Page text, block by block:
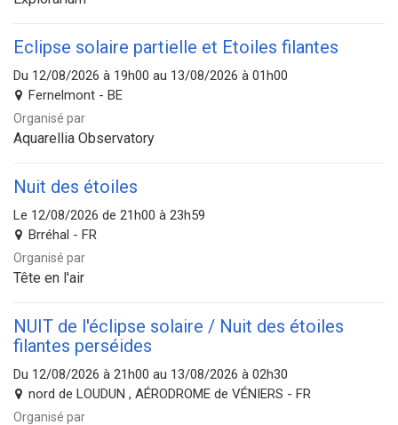
Eclipse solaire partielle et Etoiles filantes
Du 12/08/2026 à 19h00 au 13/08/2026 à 01h00
Fernelmont - BE
Organisé par
Aquarellia Observatory
Nuit des étoiles
Le 12/08/2026 de 21h00 à 23h59
Brréhal - FR
Organisé par
Tête en l'air
NUIT de l'éclipse solaire / Nuit des étoiles
filantes perséides
Du 12/08/2026 à 21h00 au 13/08/2026 à 02h30
nord de LOUDUN , AÉRODROME de VÉNIERS - FR
Organisé par